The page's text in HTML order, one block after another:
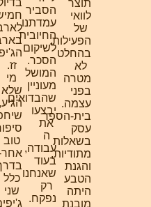
תוצר
לוואי
הפעילות.
בהחלט
מטרה
עצמה.
בית-הספר
עסק
בשאלות
מתודיות,
והגנת
הטבע
היתה
מובנת
הסביר
עמדתנו
החיובית
לשיקום
הסכר.
המושל
מעוניין
שהבדואים
יבצעו
את
ה
עבודה,
בעוד
שאנחנו
רק
נפקח.
בדיוק
חמישה
לארבע.
בארבע
הג'יפ
זז.
מי
שלא
הגיע,
שיחפש
סיפור
אחר-כך.
בדרך
כלל
ג'יפים.